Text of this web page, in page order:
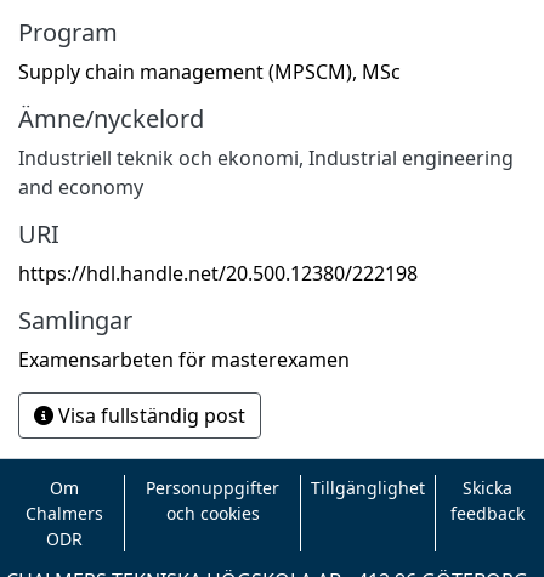
Program
Supply chain management (MPSCM), MSc
Ämne/nyckelord
Industriell teknik och ekonomi, Industrial engineering
and economy
URI
https://hdl.handle.net/20.500.12380/222198
Samlingar
Examensarbeten för masterexamen
Visa fullständig post
Om
Chalmers
ODR
Personuppgifter
och cookies
Tillgänglighet
Skicka
feedback